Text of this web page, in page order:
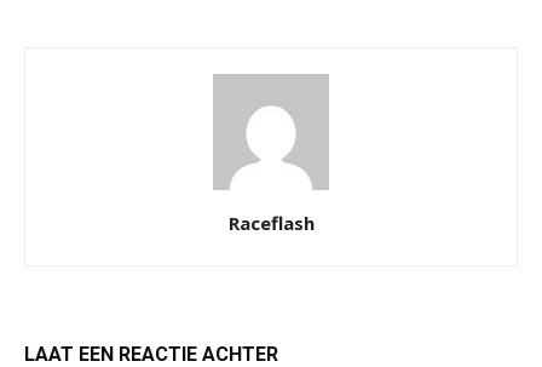
Raceflash
LAAT EEN REACTIE ACHTER